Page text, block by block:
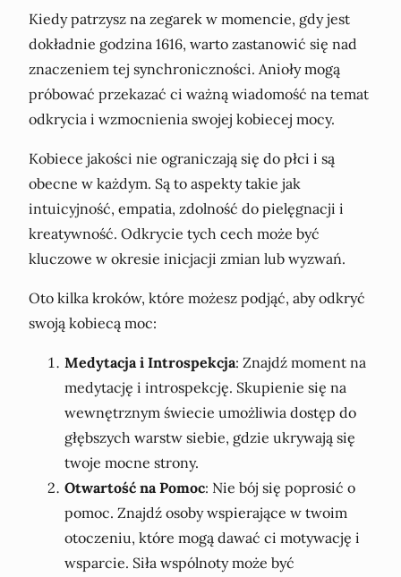
Kiedy patrzysz na zegarek w momencie, gdy jest
dokładnie godzina 1616, warto zastanowić się nad
znaczeniem tej synchroniczności. Anioły mogą
próbować przekazać ci ważną wiadomość na temat
odkrycia i wzmocnienia swojej kobiecej mocy.
Kobiece jakości nie ograniczają się do płci i są
obecne w każdym. Są to aspekty takie jak
intuicyjność, empatia, zdolność do pielęgnacji i
kreatywność. Odkrycie tych cech może być
kluczowe w okresie inicjacji zmian lub wyzwań.
Oto kilka kroków, które możesz podjąć, aby odkryć
swoją kobiecą moc:
Medytacja i Introspekcja: Znajdź moment na
medytację i introspekcję. Skupienie się na
wewnętrznym świecie umożliwia dostęp do
głębszych warstw siebie, gdzie ukrywają się
twoje mocne strony.
Otwartość na Pomoc: Nie bój się poprosić o
pomoc. Znajdź osoby wspierające w twoim
otoczeniu, które mogą dawać ci motywację i
wsparcie. Siła wspólnoty może być